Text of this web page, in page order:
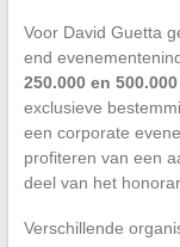
Voor David Guetta
end
250.000 en
exclusieve
een corporate
profiteren van een
deel van het
Verschillende